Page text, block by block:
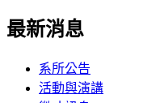
最新消息
系所公告
活動與演講